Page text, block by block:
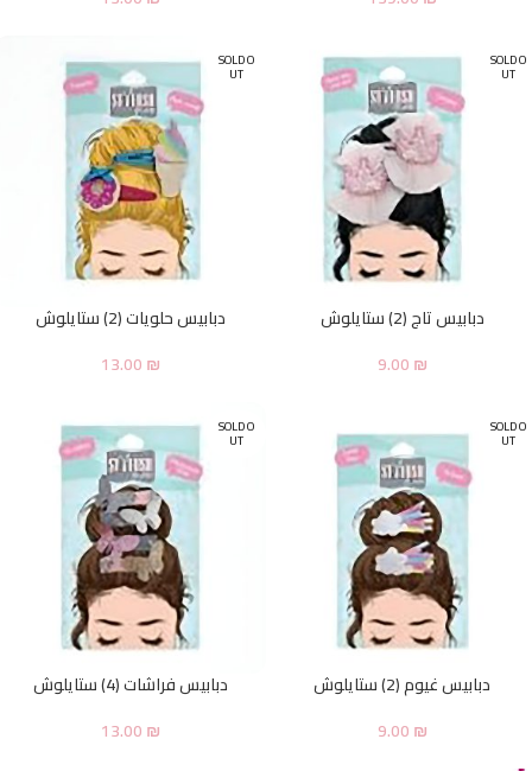
SOLD O
UT
دبابيس تاج (2) ستايلوش
9.00₪
SOLD O
UT
دبابيس حلويات (2) ستايلوش
13.00₪
SOLD O
UT
دبابيس غيوم (2) ستايلوش
9.00₪
SOLD O
UT
دبابيس فراشات (4) ستايلوش
13.00₪